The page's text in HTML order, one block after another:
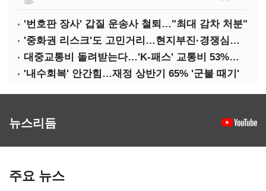
'번호판 장사' 갑질 운송사 철퇴…"최대 감차 처분"
'중화권 리스크'도 고민거리…현지부진·경쟁심화·양안냉각
대중교통비 돌려받는다…'K-패스' 교통비 53%까지 환급
'내수회복' 안간힘…재정 상반기 65% '군불 때기'
뉴스리듬
주요 뉴스